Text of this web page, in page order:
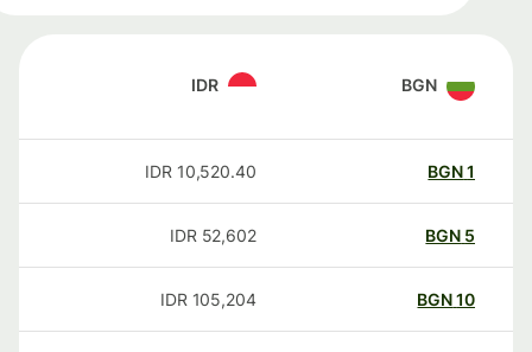
BGN
IDR
BGN
10,520.40
IDR
BGN
52,602
IDR
BGN
105,204
IDR